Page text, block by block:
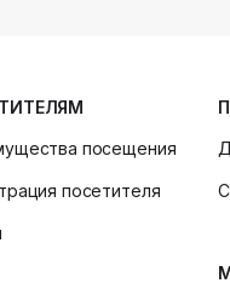
посещения
посетителя